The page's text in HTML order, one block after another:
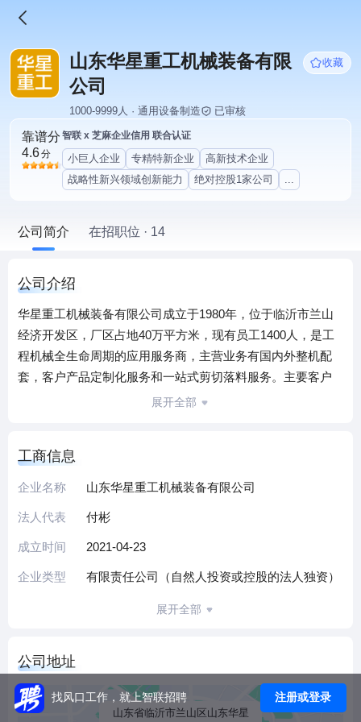
山东华星重工机械装备有限
公司
收藏
1000-9999人 · 通用设备制造 已审核
靠谱分
4.6分
智联 x 芝麻企业信用 联合认证
小巨人企业 专精特新企业
高新技术企业
战略性新兴领域创新能力
绝对控股1家公司 ...
公司简介 在招职位 · 14
公司介绍
华星重工机械装备有限公司成立于1980年，位于临沂市兰山
经济开发区，厂区占地40万平方米，现有员工1400人，是工
程机械全生命周期的应用服务商，主营业务有国内外整机配
套，客户产品定制化服务和一站式剪切落料服务。主要客户
有山东临工、临工重机、沃尔沃、利勃海尔等，产品远销
理系统，拥有各类大型高端设备600余台，制造能力强，技术
国内领先。
碳排放40%，达到国内领先水平；产品制造方面，采用自动
化、智能化的新装备和新工艺，实现24小时连续生产，减人
的应用，实现了L型信息化生产指挥，既数字化平台每天直接
向每个岗位员工发送生产指令，让每个员工都能清楚地知道
大的工程机械结构件生产企业，是山东省智能工厂、省级“专
精特新”企业。
（本介绍由DeepSeek AI智能生成，仅供参考）
展开全部
工商信息
企业名称 山东华星重工机械装备有限公司
法人代表 付彬
成立时间 2021-04-23
企业类型 有限责任公司（自然人投资或控股的法人独资）
展开全部
公司地址
山东省临沂市兰山区山东华星
找风口工作，就上智联招聘 注册或登录